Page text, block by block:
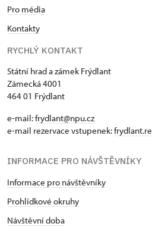
Pro média
Kontakty
RYCHLÝ KONTAKT
Státní hrad a zámek Frýdlant
Zámecká 4001
464 01 Frýdlant
e-mail:frydlant@npu.cz
e-mail rezervace vstupenek:
INFORMACE PRO NÁVŠTĚVNÍKY
Informace pro návštěvníky
Prohlídkové okruhy
Návštěvní doba